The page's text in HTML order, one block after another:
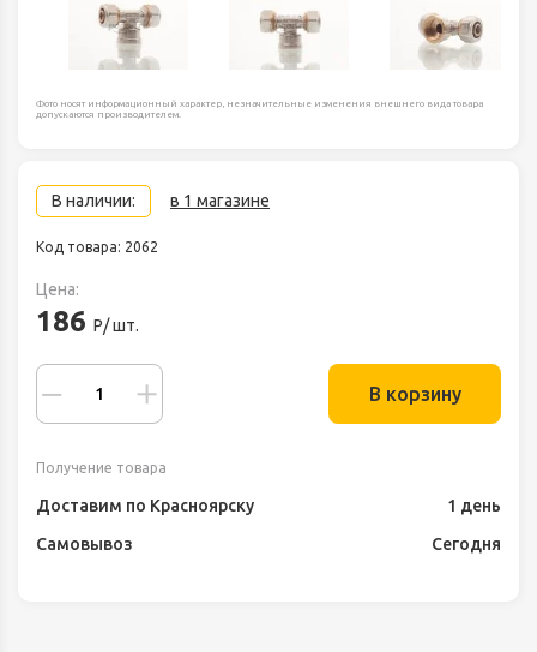
Фото носят информационный характер, незначительные изменения внешнего вида товара
допускаются производителем.
В наличии: в 1 магазине
Код товара: 2062
Цена:
186 Р/ шт.
В корзину
Получение товара
Доставим по Красноярску
1 день
Самовывоз
Сегодня